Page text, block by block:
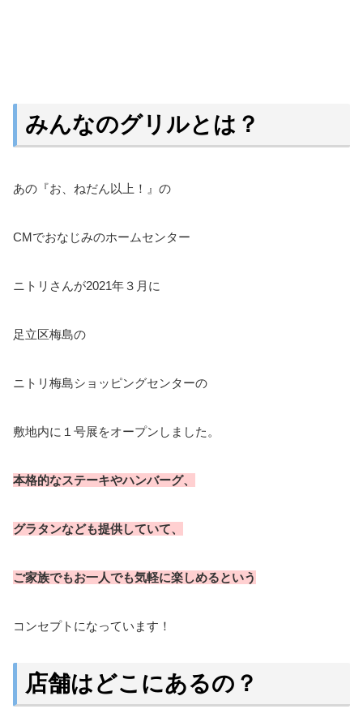
みんなのグリルとは？
あの『お、ねだん以上！』の
CMでおなじみのホームセンター
ニトリさんが2021年３月に
足立区梅島の
ニトリ梅島ショッピングセンターの
敷地内に１号展をオープンしました。
本格的なステーキやハンバーグ、
グラタンなども提供していて、
ご家族でもお一人でも気軽に楽しめるという
コンセプトになっています！
店舗はどこにあるの？